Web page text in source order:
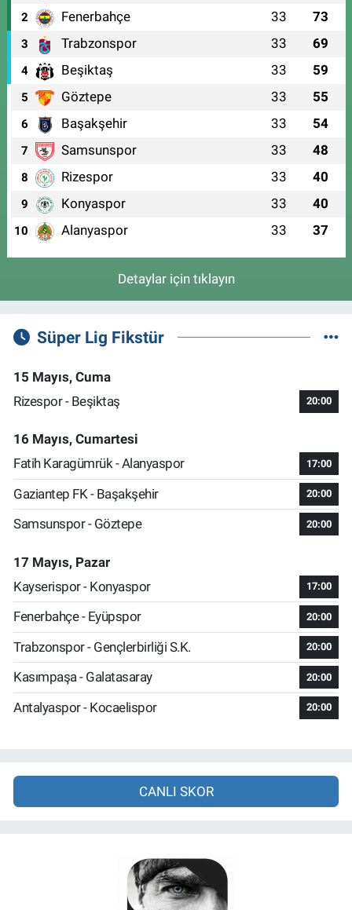
2 Fenerbahçe 33 73
3 Trabzonspor 33 69
4 Beşiktaş 33 59
5 Göztepe 33 55
6 Başakşehir 33 54
7 Samsunspor 33 48
8 Rizespor 33 40
9 Konyaspor 33 40
10 Alanyaspor 33 37
Detaylar için tıklayın
Süper Lig Fikstür
15 Mayıs, Cuma
Rizespor - Beşiktaş
20:00
16 Mayıs, Cumartesi
Fatih Karagümrük - Alanyaspor
17:00
Gaziantep FK - Başakşehir 20:00
Samsunspor - Göztepe 20:00
17 Mayıs, Pazar
Kayserispor - Konyaspor
17:00
Fenerbahçe - Eyüpspor 20:00
Trabzonspor - Gençlerbirliği S.K. 20:00
Kasımpaşa - Galatasaray 20:00
Antalyaspor - Kocaelispor 20:00
CANLI SKOR